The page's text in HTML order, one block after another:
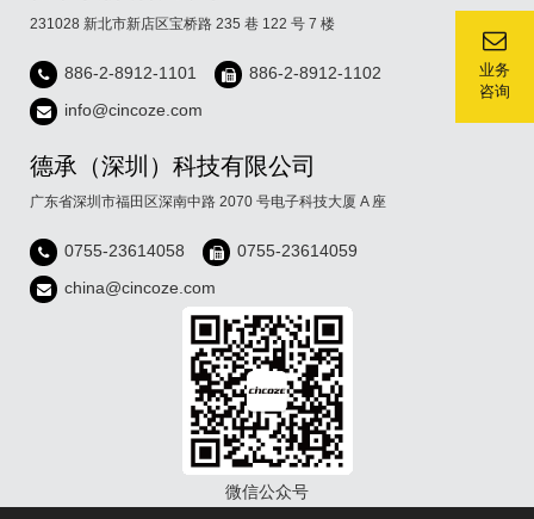
业务
咨询
231028 新北市新店区宝桥路 235 巷 122 号 7 楼
886-2-8912-1101
886-2-8912-1102
info@cincoze.com
德承（深圳）科技有限公司
广东省深圳市福田区深南中路 2070 号电子科技大厦 A 座
0755-23614058
0755-23614059
china@cincoze.com
微信公众号